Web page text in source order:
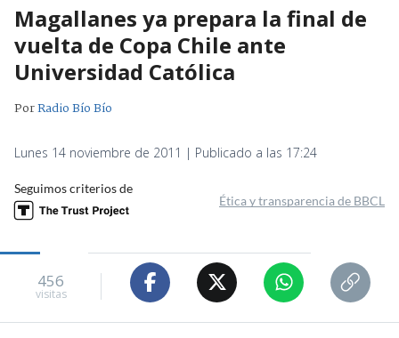
Magallanes ya prepara la final de
vuelta de Copa Chile ante
Universidad Católica
PorRadio Bío Bío
Lunes 14 noviembre de 2011 | Publicado a las 17:24
Seguimos criterios de
Ética y transparencia de BBCL
456
visitas